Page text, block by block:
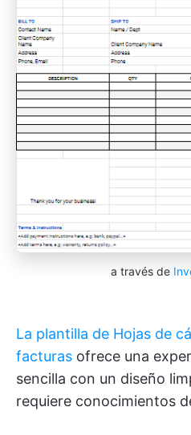
a través de
La plantilla de Hojas de
facturas ofrece una
sencilla con un diseño
requiere conocimientos